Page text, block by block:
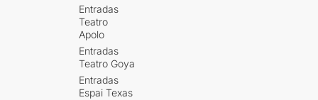
Entradas
Teatro
Apolo
Entradas
Teatro Goya
Entradas
Espai Texas